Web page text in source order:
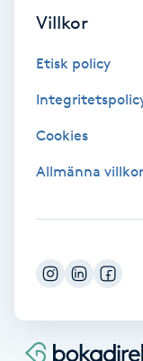
Hot Stone Massage
Hudföryngring
Huduppstramning
Hyaluronsyra
Villkor
Etisk policy
Cookies
Allmänna villkor